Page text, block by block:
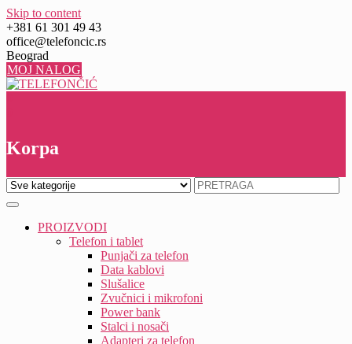
Skip to content
+381 61 301 49 43
office@telefoncic.rs
Beograd
MOJ NALOG
Korpa
PROIZVODI
Telefon i tablet
Punjači za telefon
Data kablovi
Slušalice
Zvučnici i mikrofoni
Power bank
Stalci i nosači
Adapteri za telefon